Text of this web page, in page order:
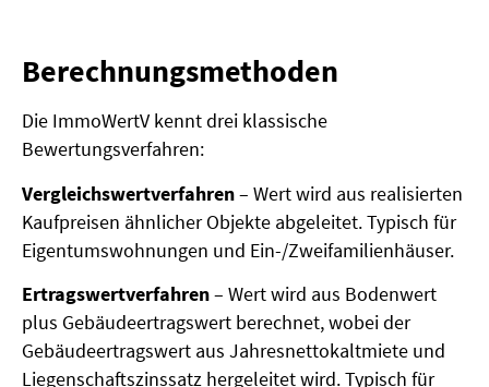
Berechnungsmethoden
Die ImmoWertV kennt drei klassische
Bewertungsverfahren:
Vergleichswertverfahren– Wert wird aus realisierten
Kaufpreisen ähnlicher Objekte abgeleitet. Typisch für
Eigentumswohnungen und Ein-/Zweifamilienhäuser.
Ertragswertverfahren– Wert wird aus Bodenwert
plus Gebäudeertragswert berechnet, wobei der
Gebäudeertragswert aus Jahresnettokaltmiete und
Liegenschaftszinssatz hergeleitet wird. Typisch für